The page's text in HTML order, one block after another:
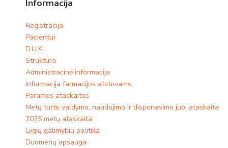
Informacija
Registracija
Pacientui
D.U.K
Struktūra
Administracinė informacija
Informacija farmacijos atstovams
Paramos ataskaitos
Metų turto valdymo, naudojimo ir disponavimo juo, ataskaita
2025 metų ataskaita
Lygių galimybių politika
Duomenų apsauga